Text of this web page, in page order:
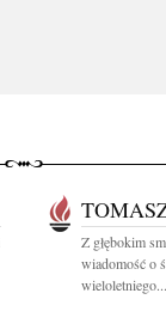
Z głębokim
wiadomość o
wieloletniego...